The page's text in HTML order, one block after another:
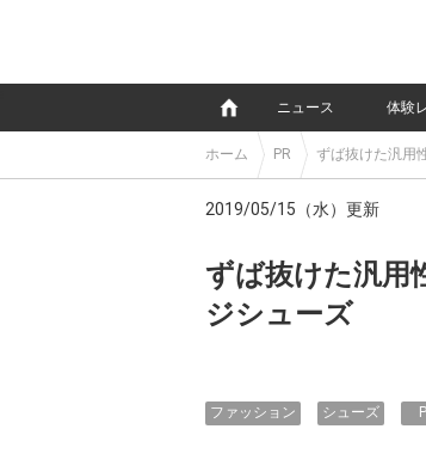
ニュース 体験
ホーム PR ずば抜けた汎用
2019/05/15（水）更新
ずば抜けた汎用
ジシューズ
ファッション シューズ